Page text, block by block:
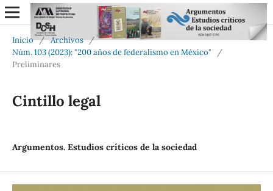
Inicio / Archivos /
Núm. 103 (2023): "200 años de federalismo en México"
/
Preliminares
Cintillo legal
Argumentos. Estudios críticos de la sociedad